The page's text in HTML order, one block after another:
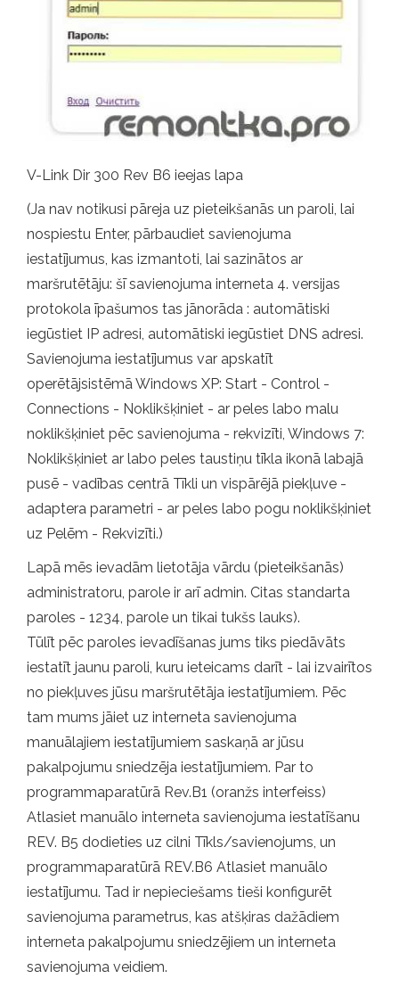
V-Link Dir 300 Rev B6 ieejas lapa
(Ja nav notikusi pāreja uz pieteikšanās un paroli, lai
nospiestu Enter, pārbaudiet savienojuma
iestatījumus, kas izmantoti, lai sazinātos ar
maršrutētāju: šī savienojuma interneta 4. versijas
protokola īpašumos tas jānorāda : automātiski
iegūstiet IP adresi, automātiski iegūstiet DNS adresi.
Savienojuma iestatījumus var apskatīt
operētājsistēmā Windows XP: Start - Control -
Connections - Noklikšķiniet - ar peles labo malu
noklikšķiniet pēc savienojuma - rekvizīti, Windows 7:
Noklikšķiniet ar labo peles taustiņu tīkla ikonā labajā
pusē - vadības centrā Tīkli un vispārējā piekļuve -
adaptera parametri - ar peles labo pogu noklikšķiniet
uz Pelēm - Rekvizīti.)
Lapā mēs ievadām lietotāja vārdu (pieteikšanās)
administratoru, parole ir arī admin. Citas standarta
paroles - 1234, parole un tikai tukšs lauks).
Tūlīt pēc paroles ievadīšanas jums tiks piedāvāts
iestatīt jaunu paroli, kuru ieteicams darīt - lai izvairītos
no piekļuves jūsu maršrutētāja iestatījumiem. Pēc
tam mums jāiet uz interneta savienojuma
manuālajiem iestatījumiem saskaņā ar jūsu
pakalpojumu sniedzēja iestatījumiem. Par to
programmaparatūrā Rev.B1 (oranžs interfeiss)
Atlasiet manuālo interneta savienojuma iestatīšanu
REV. B5 dodieties uz cilni Tīkls/savienojums, un
programmaparatūrā REV.B6 Atlasiet manuālo
iestatījumu. Tad ir nepieciešams tieši konfigurēt
savienojuma parametrus, kas atšķiras dažādiem
interneta pakalpojumu sniedzējiem un interneta
savienojuma veidiem.